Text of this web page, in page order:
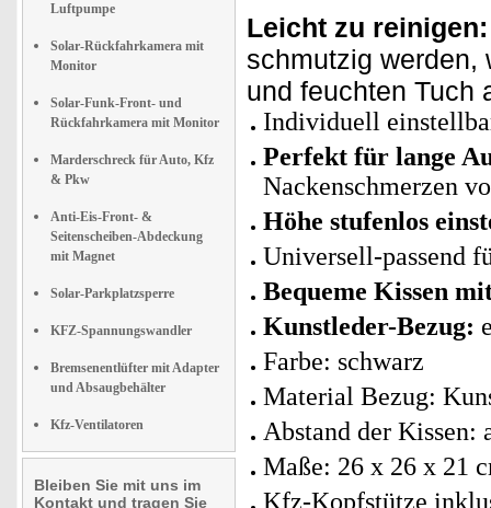
Luftpumpe
Solar-Rückfahrkamera mit
Monitor
Solar-Funk-Front- und
Rückfahrkamera mit Monitor
Marderschreck für Auto, Kfz
& Pkw
Anti-Eis-Front- &
Seitenscheiben-Abdeckung
mit Magnet
Solar-Parkplatzsperre
KFZ-Spannungswandler
Bremsenentlüfter mit Adapter
und Absaugbehälter
Kfz-Ventilatoren
Bleiben Sie mit uns im
Kontakt und tragen Sie
Leicht zu reinigen:
schmutzig werden,
und feuchten Tuch
Individuell
Perfekt für lange
Nackenschmerzen
Höhe stufenlos
Universell-passend
Bequeme Kissen
Kunstleder-Bezug:
Farbe: schwarz
Material Bezug:
Abstand der Kissen:
Maße: 26 x 26 x 21
Kfz-Kopfstütze